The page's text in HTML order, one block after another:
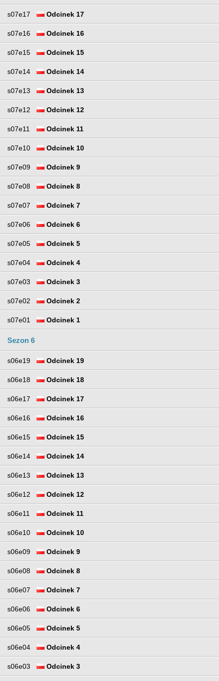
s07e17 Odcinek 17
s07e16 Odcinek 16
s07e15 Odcinek 15
s07e14 Odcinek 14
s07e13 Odcinek 13
s07e12 Odcinek 12
s07e11 Odcinek 11
s07e10 Odcinek 10
s07e09 Odcinek 9
s07e08 Odcinek 8
s07e07 Odcinek 7
s07e06 Odcinek 6
s07e05 Odcinek 5
s07e04 Odcinek 4
s07e03 Odcinek 3
s07e02 Odcinek 2
s07e01 Odcinek 1
Sezon 6
s06e19 Odcinek 19
s06e18 Odcinek 18
s06e17 Odcinek 17
s06e16 Odcinek 16
s06e15 Odcinek 15
s06e14 Odcinek 14
s06e13 Odcinek 13
s06e12 Odcinek 12
s06e11 Odcinek 11
s06e10 Odcinek 10
s06e09 Odcinek 9
s06e08 Odcinek 8
s06e07 Odcinek 7
s06e06 Odcinek 6
s06e05 Odcinek 5
s06e04 Odcinek 4
s06e03 Odcinek 3